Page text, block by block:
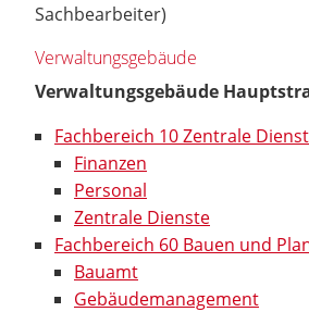
Sachbearbeiter)
Verwaltungsgebäude
Verwaltungsgebäude
Fachbereich 10 Zentrale
Finanzen
Personal
Zentrale Dienste
Fachbereich 60 Bauen und
Bauamt
Gebäudemanagement